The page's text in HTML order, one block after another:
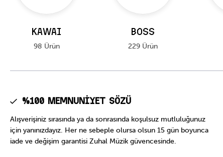
KAWAI
98 Ürün
BOSS
229 Ürün
%100 Memnuniyet Sözü
Alışverişiniz sırasında ya da sonrasında koşulsuz mutluluğunuz
için yanınızdayız. Her ne sebeple olursa olsun 15 gün boyunca
iade ve değişim garantisi Zuhal Müzik güvencesinde.